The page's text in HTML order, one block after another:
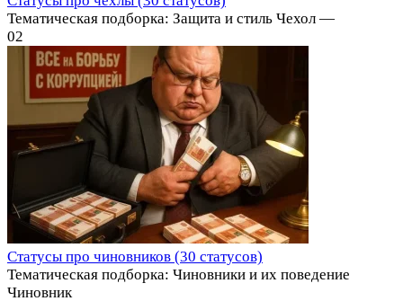
Тематическая подборка: Защита и стиль Чехол —
02
Статусы про чиновников (30 статусов)
Тематическая подборка: Чиновники и их поведение
Чиновник